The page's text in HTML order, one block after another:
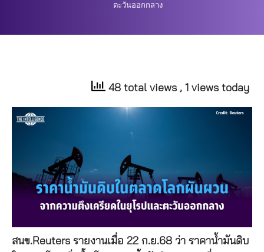
ตะวันออกกลาง
48 total views , 1 views today
สนข.Reuters รายงานเมื่อ 22 ก.ย.68 ว่า ราคาน้ำมันดิบ